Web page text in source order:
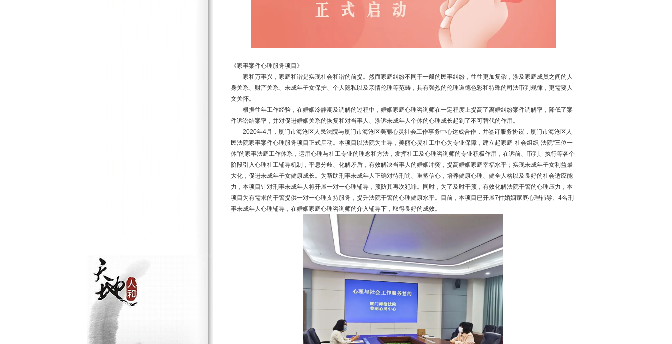
《家事案件心理服务项目》
家和万事兴，家庭和谐是实现社会和谐的前提。然而家庭纠纷不同于一般的民事纠纷，往往更加复杂，涉及家庭成员之间的人
身关系、财产关系、未成年子女保护、个人隐私以及亲情伦理等范畴，具有强烈的伦理道德色彩和特殊的司法审判规律，更需要人
文关怀。
根据往年工作经验，在婚姻冷静期及调解的过程中，婚姻家庭心理咨询师在一定程度上提高了离婚纠纷案件调解率，降低了案
件诉讼结案率，并对促进婚姻关系的恢复和对当事人、涉诉未成年人个体的心理成长起到了不可替代的作用。
2020年4月，厦门市海沧区人民法院与厦门市海沧区美丽心灵社会工作事务中心达成合作，并签订服务协议，厦门市海沧区人
民法院家事案件心理服务项目正式启动。本项目以法院为主导，美丽心灵社工中心为专业保障，建立起家庭-社会组织-法院“三位一
体”的家事法庭工作体系，运用心理与社工专业的理念和方法，发挥社工及心理咨询师的专业积极作用，在诉前、审判、执行等各个
阶段引入心理社工辅导机制，平息分歧、化解矛盾，有效解决当事人的婚姻冲突，提高婚姻家庭幸福水平；实现未成年子女利益最
大化，促进未成年子女健康成长。为帮助刑事未成年人正确对待刑罚、重塑信心，培养健康心理、健全人格以及良好的社会适应能
力，本项目针对刑事未成年人将开展一对一心理辅导，预防其再次犯罪。同时，为了及时干预，有效化解法院干警的心理压力，本
项目为有需求的干警提供一对一心理支持服务，提升法院干警的心理健康水平。目前，本项目已开展7件婚姻家庭心理辅导、4名刑
事未成年人心理辅导，在婚姻家庭心理咨询师的介入辅导下，取得良好的成效。